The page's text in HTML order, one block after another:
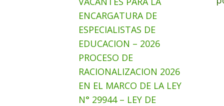
ENCARGATURA DE
ESPECIALISTAS DE
EDUCACION – 2026
PROCESO DE
RACIONALIZACION 2026
EN EL MARCO DE LA LEY
N° 29944 – LEY DE